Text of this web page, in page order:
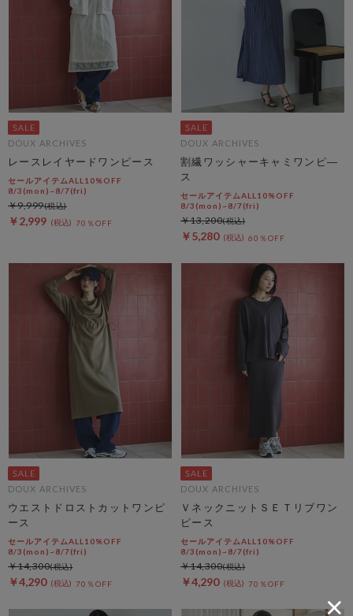
DOUX ARCHIVES
レースレイヤードワンピース
セールアイテムALL10%OFF
8/3(mon)~8/7(fri)
￥2,999 70％OFF
￥9,999
DOUX ARCHIVES
割繊ワッシャーキャミワンピ―
ス
セールアイテムALL10%OFF
8/3(mon)~8/7(fri)
￥5,280 60％OFF
￥13,200
DOUX ARCHIVES
ウエストドロストカットワンピ
ース
セールアイテムALL10%OFF
8/3(mon)~8/7(fri)
￥4,290 70％OFF
￥14,300
DOUX ARCHIVES
ＶネックニットＳＥＴリブワン
ピース
セールアイテムALL10%OFF
8/3(mon)~8/7(fri)
￥4,290 70％OFF
￥14,300